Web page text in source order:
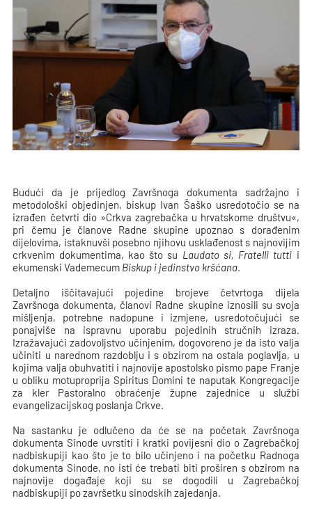
Budući da je prijedlog Završnoga dokumenta sadržajno i
metodološki objedinjen, biskup Ivan Šaško usredotočio se na
izrađen četvrti dio »Crkva zagrebačka u hrvatskome društvu«,
pri čemu je članove Radne skupine upoznao s dorađenim
dijelovima, istaknuvši posebno njihovu usklađenost s najnovijim
crkvenim dokumentima, kao što su Laudato si, Fratelli tutti i
ekumenski Vademecum Biskup i jedinstvo kršćana.
Detaljno iščitavajući pojedine brojeve četvrtoga dijela
Završnoga dokumenta, članovi Radne skupine iznosili su svoja
mišljenja, potrebne nadopune i izmjene, usredotočujući se
ponajviše na ispravnu uporabu pojedinih stručnih izraza.
Izražavajući zadovoljstvo učinjenim, dogovoreno je da isto valja
učiniti u narednom razdoblju i s obzirom na ostala poglavlja, u
kojima valja obuhvatiti i najnovije apostolsko pismo pape Franje
u obliku motuproprija Spiritus Domini te naputak Kongregacije
za kler Pastoralno obraćenje župne zajednice u službi
evangelizacijskog poslanja Crkve.
Na sastanku je odlučeno da će se na početak Završnoga
dokumenta Sinode uvrstiti i kratki povijesni dio o Zagrebačkoj
nadbiskupiji kao što je to bilo učinjeno i na početku Radnoga
dokumenta Sinode, no isti će trebati biti proširen s obzirom na
najnovije događaje koji su se dogodili u Zagrebačkoj
nadbiskupiji po završetku sinodskih zajedanja.